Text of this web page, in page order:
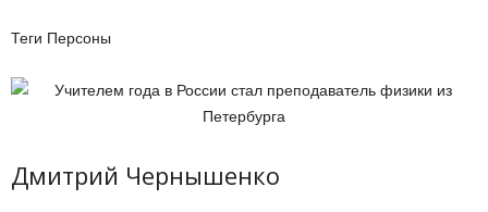
Теги Персоны
Дмитрий Чернышенко